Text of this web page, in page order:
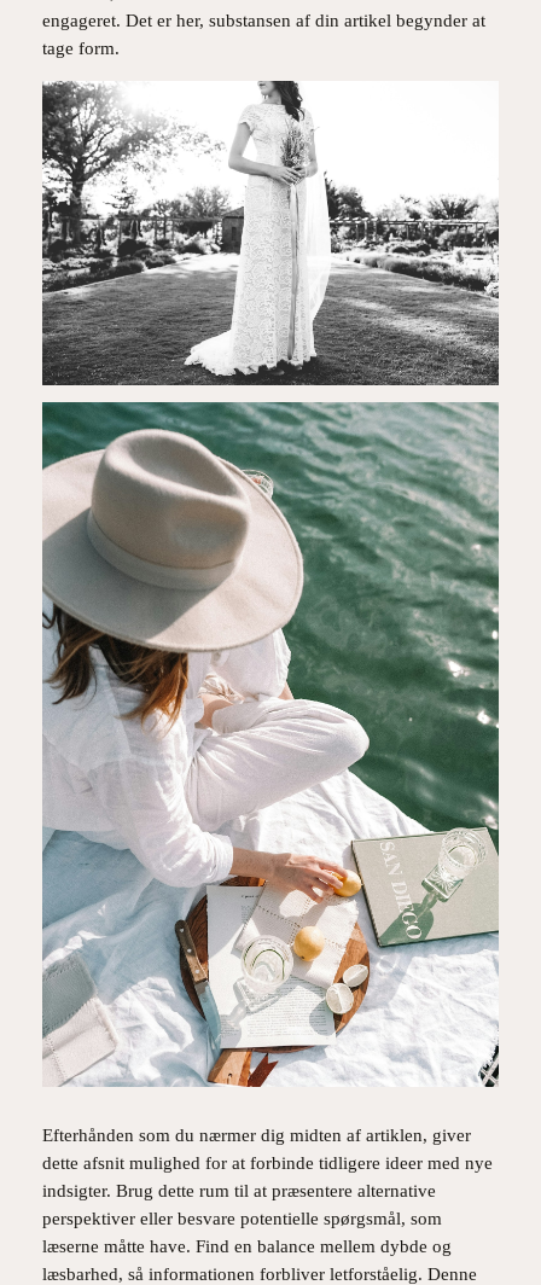
engageret. Det er her, substansen af din artikel begynder at
tage form.
Efterhånden som du nærmer dig midten af artiklen, giver
dette afsnit mulighed for at forbinde tidligere ideer med nye
indsigter. Brug dette rum til at præsentere alternative
perspektiver eller besvare potentielle spørgsmål, som
læserne måtte have. Find en balance mellem dybde og
læsbarhed, så informationen forbliver letforståelig. Denne